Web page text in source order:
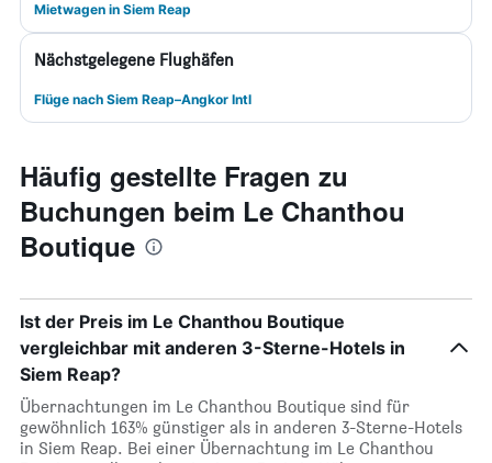
Mietwagen in Siem Reap
Nächstgelegene Flughäfen
Flüge nach Siem Reap–Angkor Intl
Häufig gestellte Fragen zu
Buchungen beim Le Chanthou
Boutique
Ist der Preis im Le Chanthou Boutique
vergleichbar mit anderen 3-Sterne-Hotels in
Siem Reap?
Übernachtungen im Le Chanthou Boutique sind für
gewöhnlich 163% günstiger als in anderen 3-Sterne-Hotels
in Siem Reap. Bei einer Übernachtung im Le Chanthou